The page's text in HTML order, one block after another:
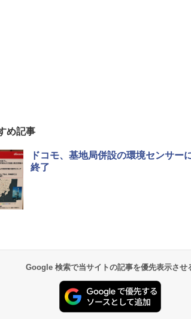
め記事
ドコモ、基地局併設の環境センサー
終了
Google 検索で当サイトの記事を優先表示させ